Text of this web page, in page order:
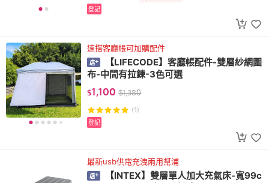
登記
速搭客廳帳可加購配件
【LIFECODE】客廳帳配件-雙層紗網圍
布-中間有拉鍊-3色可選
$1,100 $1,380
(1)
登記
最新usb供電充洩兩用幫浦
【INTEX】雙層單人加大充氣床-寬99c